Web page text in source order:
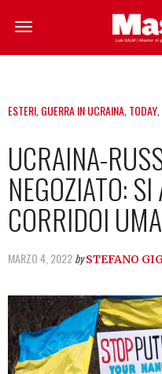
ESTERI,GUERRA IN UCRAINA,TODAY,
UCRAINA-
NEGOZIATO:
CORRIDOI
MARZO 4, 2022by STEFANO